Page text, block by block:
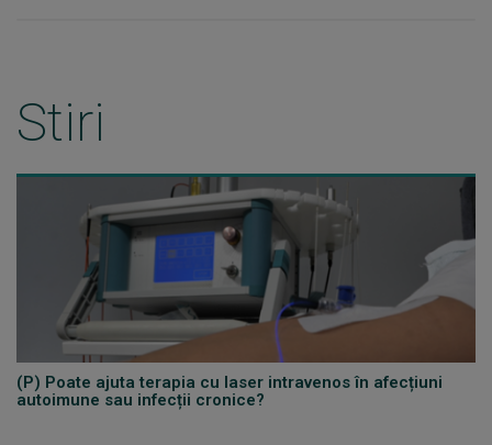
Stiri
(P) Poate ajuta terapia cu laser intravenos în afecțiuni
autoimune sau infecții cronice?